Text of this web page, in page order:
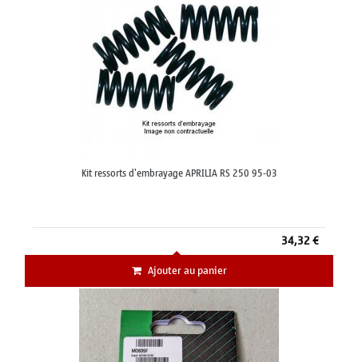
Kit ressorts d'embrayage APRILIA RS 250 95-03
34,32 €
Ajouter au panier